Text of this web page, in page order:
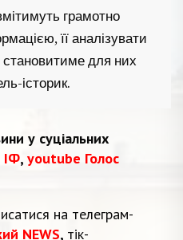
грамотно
її аналізувати
становитиме для них
історик.
у суціальних
ІФ, youtube Голос
на телеграм-
NEWS, тік-